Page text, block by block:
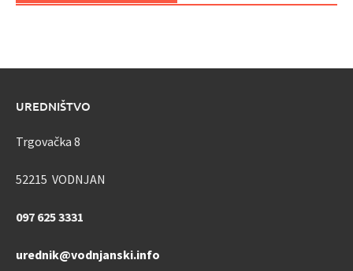
UREDNIŠTVO
Trgovačka 8
52215 VODNJAN
097 625 3331
urednik@vodnjanski.info